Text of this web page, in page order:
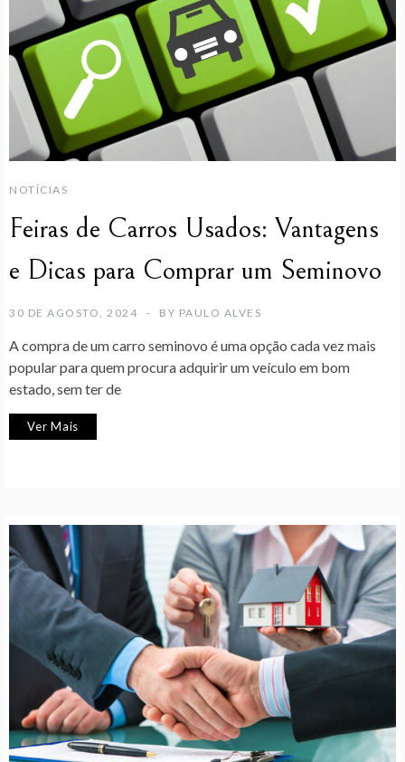
NOTÍCIAS
Feiras de Carros Usados: Vantagens
e Dicas para Comprar um Seminovo
30 DE AGOSTO, 2024 BY PAULO ALVES
A compra de um carro seminovo é uma opção cada vez mais
popular para quem procura adquirir um veículo em bom
estado, sem ter de
Ver Mais